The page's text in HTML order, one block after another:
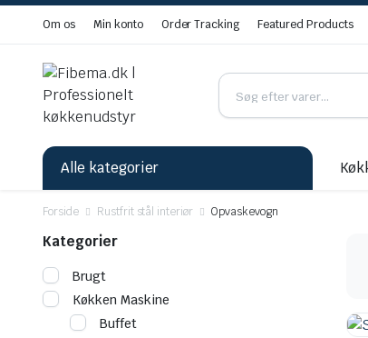
Om os Min konto Order Tracking Featured Products
Alle kategorier
Forside Rustfrit stål interiør Opvaskevogn
Kategorier
Brugt
Køkken Maskine
Buffet